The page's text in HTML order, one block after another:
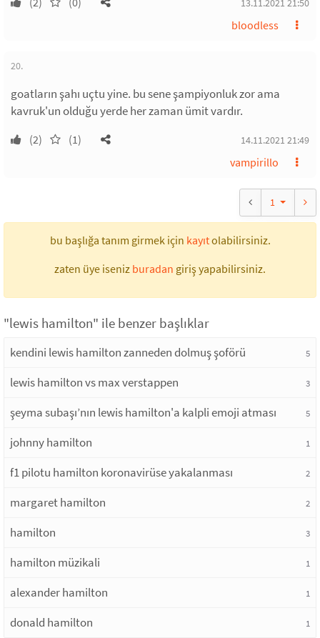
13.11.2021 21:50
bloodless
20.
goatların şahı uçtu yine. bu sene şampiyonluk zor ama
kavruk'un olduğu yerde her zaman ümit vardır.
(2) (1) 14.11.2021 21:49
vampirillo
1
bu başlığa tanım girmek için kayıtolabilirsiniz.
zaten üye iseniz buradan giriş yapabilirsiniz.
"lewis hamilton" ile benzer başlıklar
kendini lewis hamilton zanneden dolmuş şoförü 5
lewis hamilton vs max verstappen 3
şeyma subaşı’nın lewis hamilton'a kalpli emoji atması 5
johnny hamilton 1
f1 pilotu hamilton koronavirüse yakalanması 2
margaret hamilton 2
hamilton 3
hamilton müzikali 1
alexander hamilton 1
donald hamilton 1